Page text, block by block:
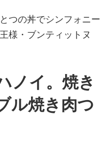
つの丼でシンフォニー
様・ブンティットヌ
ノイ。焼き
ル焼き肉つ